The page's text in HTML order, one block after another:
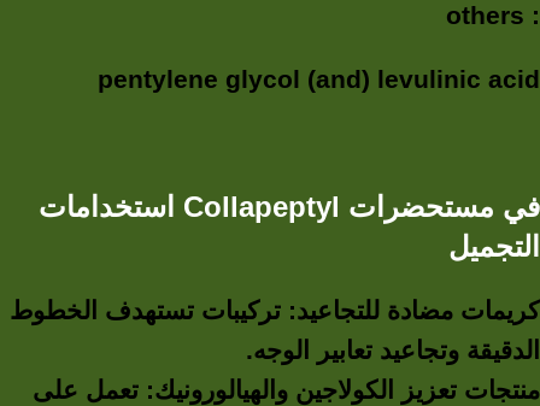
others :
pentylene glycol (and) levulinic acid
استخدامات Collapeptyl في مستحضرات
التجميل
كريمات مضادة للتجاعيد: تركيبات تستهدف الخطوط
الدقيقة وتجاعيد تعابير الوجه.
منتجات تعزيز الكولاجين والهيالورونيك: تعمل على